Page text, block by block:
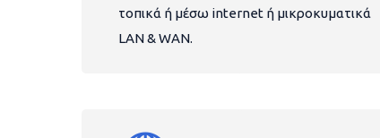
τοπικά ή μέσω internet ή μικροκυματικά
LAN & WAN.